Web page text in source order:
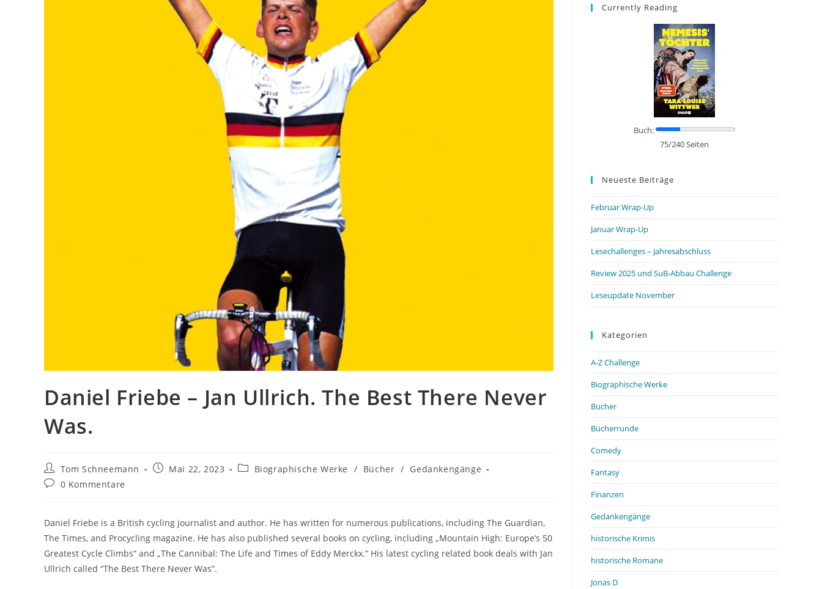
Daniel Friebe – Jan Ullrich. The Best There Never
Was.
Tom Schneemann Mai 22, 2023 Biographische Werke / Bücher / Gedankengänge
0 Kommentare
Daniel Friebe is a British cycling journalist and author. He has written for numerous publications, including The Guardian,
The Times, and Procycling magazine. He has also published several books on cycling, including „Mountain High: Europe’s 50
Greatest Cycle Climbs“ and „The Cannibal: The Life and Times of Eddy Merckx.“ His latest cycling related book deals with Jan
Ullrich called “The Best There Never Was”.
Currently Reading
Buch:
75/240 Seiten
Neueste Beiträge
Februar Wrap-Up
Januar Wrap-Up
Lesechallenges – Jahresabschluss
Review 2025 und SuB-Abbau Challenge
Leseupdate November
Kategorien
A-Z Challenge
Biographische Werke
Bücher
Bücherrunde
Comedy
Fantasy
Finanzen
Gedankengänge
historische Krimis
historische Romane
Jonas D